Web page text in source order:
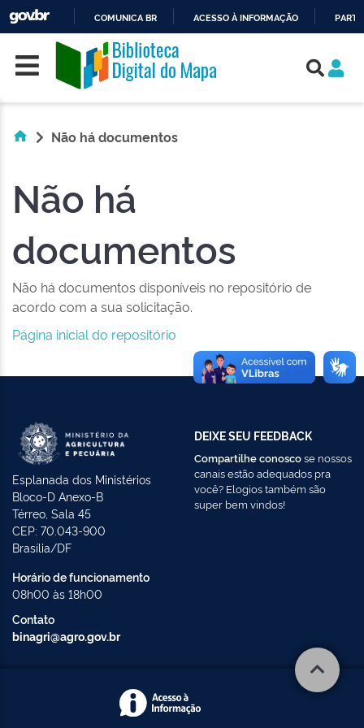
O
CONTEÚDO
COMUNICA BR ACESSO À INFORMAÇÃO
Skip navigation
Não há documentos
Não há
documentos
Não há documentos disponíveis no repositório de
acordo com a sua solicitação.
Página inicial do repositório
Esplanada dos Ministérios
Bloco-D Anexo-B
Térreo, Sala 45
CEP: 70.043-900
Brasília/DF
Horário de funcionamento
08h00 às 18h00
Contato
binagri@agro.gov.br
DEIXE SEU FEEDBACK
Compartilhe conoscose nossos
canais estão adequados pra
você? Elogios também são
super bem vindos!